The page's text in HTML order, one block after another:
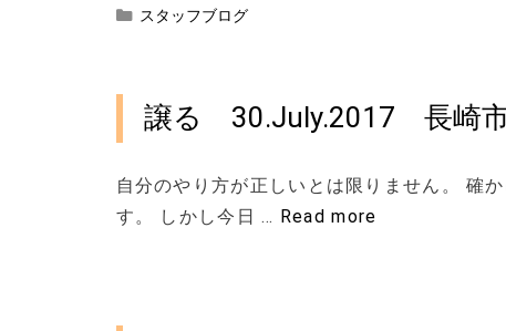
カ
ー
スタッフブログ
譲る 30.July.2017 長崎市
自分のやり方が正しいとは限りません。 確
す。 しかし今日 … Read more